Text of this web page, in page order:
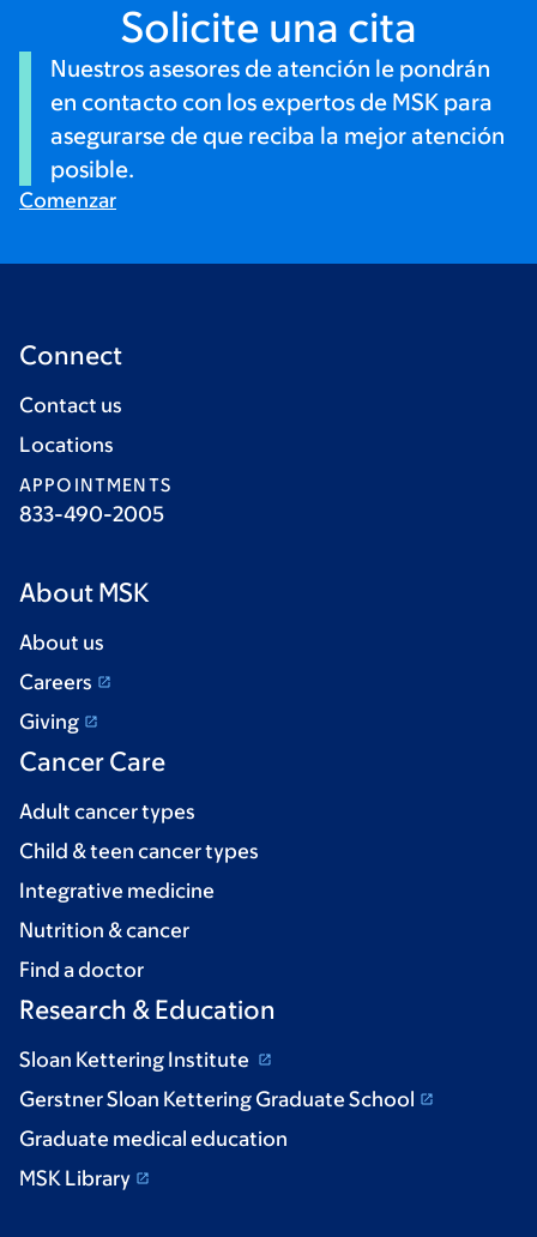
Solicite una cita
Nuestros asesores de atención le pondrán
en contacto con los expertos de MSK para
asegurarse de que reciba la mejor atención
posible.
Comenzar
Connect
Contact us
Locations
APPOINTMENTS
833-490-2005
About MSK
About us
Careers
Giving
Cancer Care
Adult cancer types
Child & teen cancer types
Integrative medicine
Nutrition & cancer
Find a doctor
Research & Education
Sloan Kettering Institute
Gerstner Sloan Kettering Graduate School
Graduate medical education
MSK Library